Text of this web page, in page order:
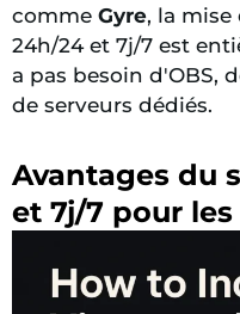
comme Gyre, la
24h/24 et 7j/7 est
a pas besoin d'OBS,
de serveurs dédiés.
Avantages du
et 7j/7 pour